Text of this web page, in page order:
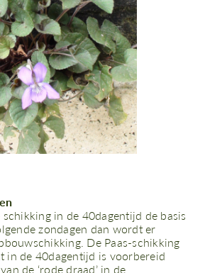
in de 40dagentijd de basis
zondagen dan wordt er
De Paas-schikking
in de 40dagentijd is voorbereid
de ‘rode draad’ in de